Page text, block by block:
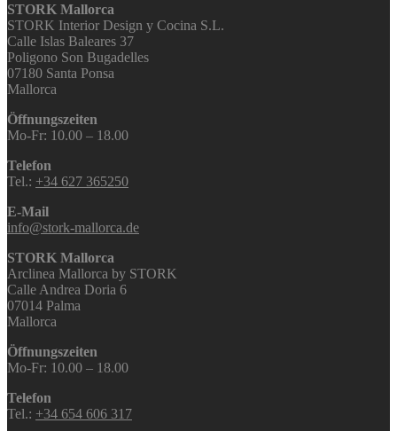
STORK Mallorca
STORK Interior Design y Cocina S.L.
Calle Islas Baleares 37
Poligono Son Bugadelles
07180 Santa Ponsa
Mallorca
Öffnungszeiten
Mo-Fr: 10.00 – 18.00
Telefon
Tel.: +34 627 365250
E-Mail
info@stork-mallorca.de
STORK Mallorca
Arclinea Mallorca by STORK
Calle Andrea Doria 6
07014 Palma
Mallorca
Öffnungszeiten
Mo-Fr: 10.00 – 18.00
Telefon
Tel.: +34 654 606 317